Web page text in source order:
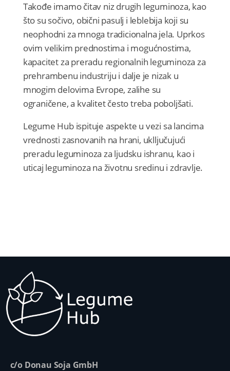
Takođe imamo čitav niz drugih leguminoza, kao
što su sočivo, obični pasulj i leblebija koji su
neophodni za mnoga tradicionalna jela. Uprkos
ovim velikim prednostima i mogućnostima,
kapacitet za preradu regionalnih leguminoza za
prehrambenu industriju i dalje je nizak u
mnogim delovima Evrope, zalihe su
ograničene, a kvalitet često treba poboljšati.
Legume Hub ispituje aspekte u vezi sa lancima
vrednosti zasnovanih na hrani, uklljučujući
preradu leguminoza za ljudsku ishranu, kao i
uticaj leguminoza na životnu sredinu i zdravlje.
c/o Donau Soja GmbH